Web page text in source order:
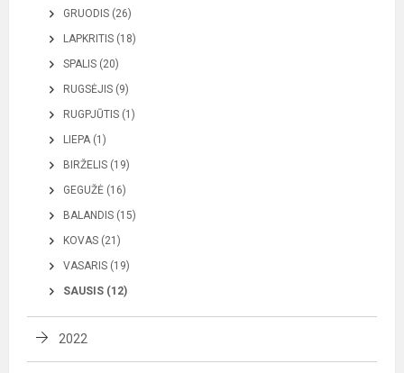
GRUODIS (26)
LAPKRITIS (18)
SPALIS (20)
RUGSĖJIS (9)
RUGPJŪTIS (1)
LIEPA (1)
BIRŽELIS (19)
GEGUŽĖ (16)
BALANDIS (15)
KOVAS (21)
VASARIS (19)
SAUSIS (12)
2022